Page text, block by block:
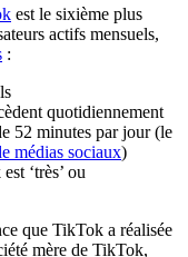
est le sixième plus
actifs mensuels,
:
quotidiennement
52 minutes par jour (le
médias sociaux)
‘très’ ou
que TikTok a réalisée
mère de TikTok,